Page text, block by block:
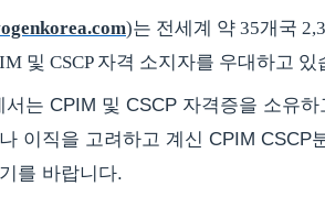
)는 전세계 약 35개국
및 CSCP 자격 소지자를 우대하고 있
는 CPIM 및 CSCP 자격증을 소유
이직을 고려하고 계신 CPIM CSCP
를 바랍니다.